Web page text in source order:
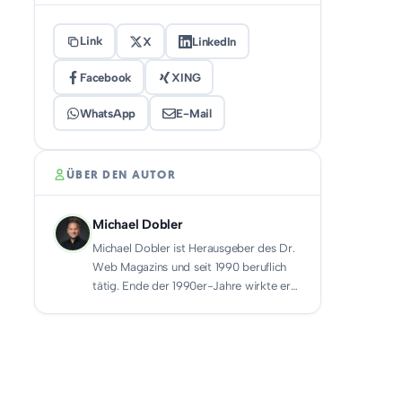
Link X LinkedIn
Facebook XING
WhatsApp E-Mail
ÜBER DEN AUTOR
Michael Dobler
Michael Dobler ist Herausgeber des Dr.
Web Magazins und seit 1990 beruflich
tätig. Ende der 1990er-Jahre wirkte er…